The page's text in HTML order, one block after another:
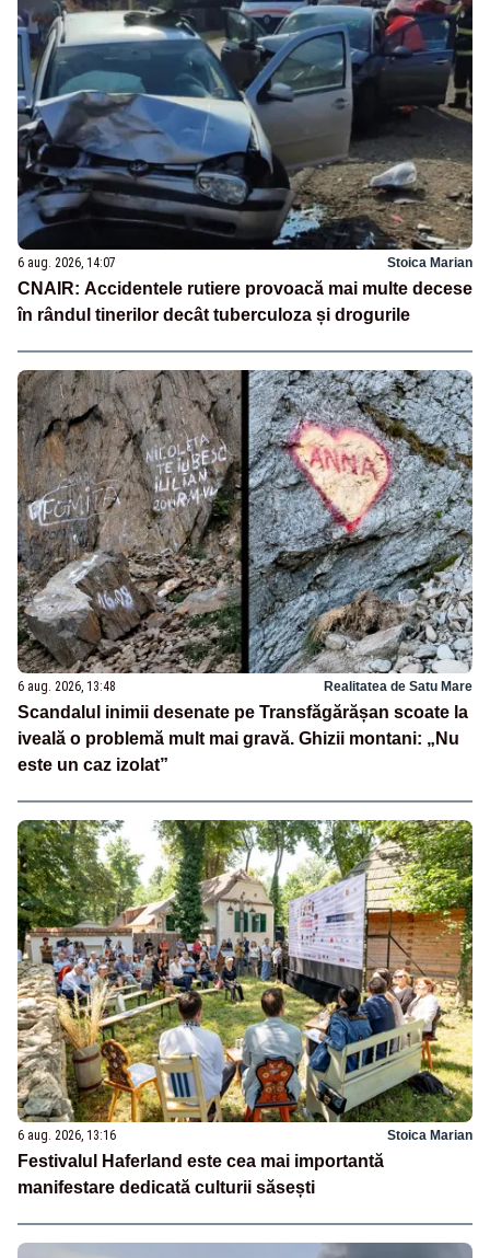
6 aug. 2026, 14:07 Stoica Marian
CNAIR: Accidentele rutiere provoacă mai multe decese
în rândul tinerilor decât tuberculoza și drogurile
6 aug. 2026, 13:48 Realitatea de Satu Mare
Scandalul inimii desenate pe Transfăgărășan scoate la
iveală o problemă mult mai gravă. Ghizii montani: „Nu
este un caz izolat”
6 aug. 2026, 13:16 Stoica Marian
Festivalul Haferland este cea mai importantă
manifestare dedicată culturii săsești